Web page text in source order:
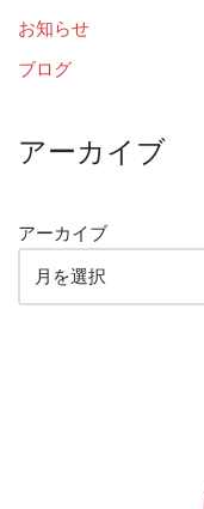
お知らせ
ブログ
アーカイブ
アーカイブ